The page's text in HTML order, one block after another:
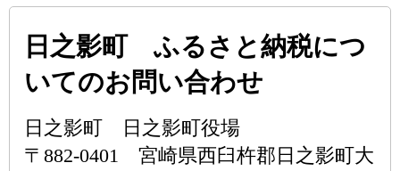
日之影町 ふるさと納税につ
いてのお問い合わせ
日之影町 日之影町役場
〒882-0401 宮崎県西臼杵郡日之影町大